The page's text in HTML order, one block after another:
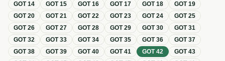
GOT14 GOT15 GOT16 GOT17 GOT18 GOT19
GOT20 GOT21 GOT22 GOT23 GOT24 GOT25
GOT26 GOT27 GOT28 GOT29 GOT30 GOT31
GOT32 GOT33 GOT34 GOT35 GOT36 GOT37
GOT38 GOT39 GOT40 GOT41 GOT42 GOT43